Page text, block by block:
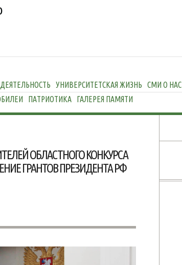
УНИВЕРСИТЕТСКАЯ ЖИЗНЬ СМИ О НАС
ПАТРИОТИКА ГАЛЕРЕЯ ПАМЯТИ
ОБЛАСТНОГО КОНКУРСА
ГРАНТОВ ПРЕЗИДЕНТА РФ